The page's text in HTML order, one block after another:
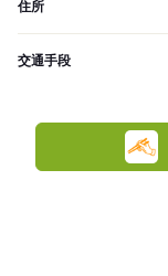
住所
交通手段